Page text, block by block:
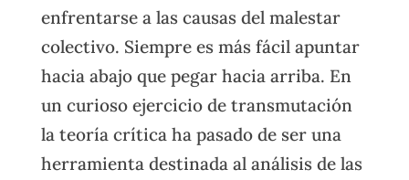
enfrentarse a las causas del malestar
colectivo. Siempre es más fácil apuntar
hacia abajo que pegar hacia arriba. En
un curioso ejercicio de transmutación
la teoría crítica ha pasado de ser una
herramienta destinada al análisis de las